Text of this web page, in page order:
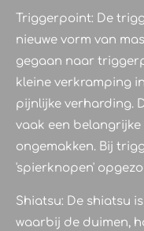
Triggerpoint: De
nieuwe vorm van
gegaan naar
kleine verkramping
pijnlijke verharding.
vaak een
ongemakken. Bij
'spierknopen'
Shiatsu: De shiatsu
waarbij de duimen,